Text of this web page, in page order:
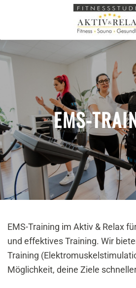
EMS-
EMS-Training im Aktiv & Relax
und effektives Training. Wir
Training
Möglichkeit, deine Ziele